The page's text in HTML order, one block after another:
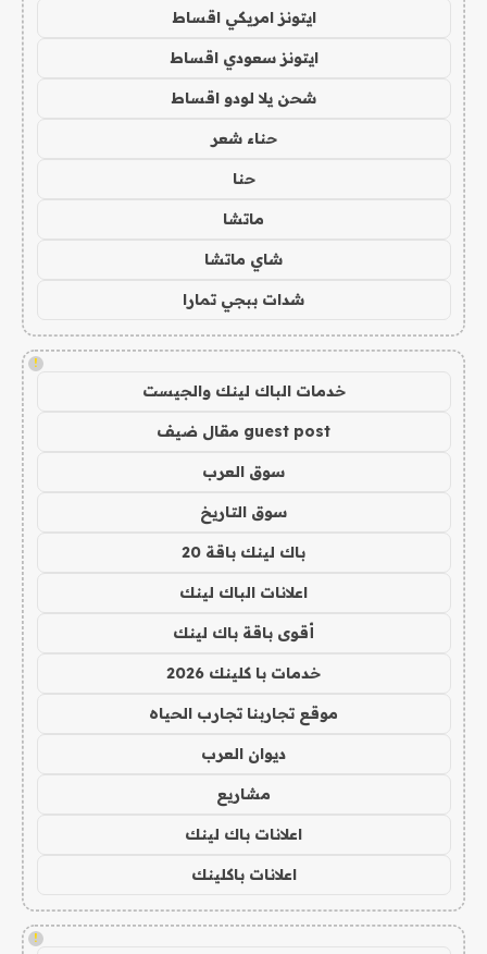
ايتونز امريكي اقساط
ايتونز سعودي اقساط
شحن يلا لودو اقساط
حناء شعر
حنا
ماتشا
شاي ماتشا
شدات ببجي تمارا
!
خدمات الباك لينك والجيست
guest post مقال ضيف
سوق العرب
سوق التاريخ
باك لينك باقة 20
اعلانات الباك لينك
أقوى باقة باك لينك
خدمات با كلينك 2026
موقع تجاربنا تجارب الحياه
ديوان العرب
مشاريع
اعلانات باك لينك
اعلانات باكلينك
!